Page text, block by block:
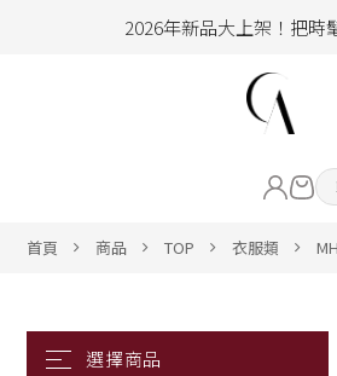
加入會員即享100元
2026年新品大上架！把時
加入會員即享100元購
CLOTHING
首頁 商品 TOP 衣服類